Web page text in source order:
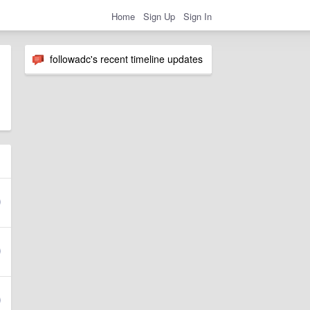
Home Sign Up Sign In
followadc's recent timeline updates